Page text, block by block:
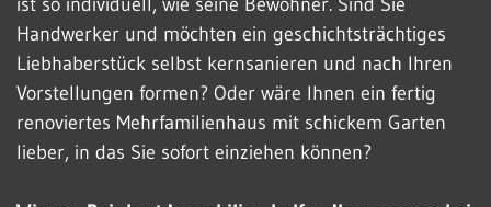
Handwerker und möchten ein geschichtsträchtiges
Liebhaberstück selbst kernsanieren und nach Ihren
Vorstellungen formen? Oder wäre Ihnen ein fertig
renoviertes Mehrfamilienhaus mit schickem Garten
lieber, in das Sie sofort einziehen können?